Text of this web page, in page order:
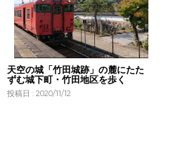
天空の城「竹田城跡」の麓にたた
ずむ城下町・竹田地区を歩く
投稿日 : 2020/11/12